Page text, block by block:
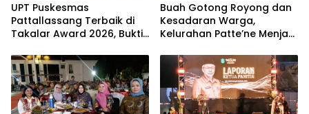
UPT Puskesmas
Pattallassang Terbaik di
Takalar Award 2026, Bukti
Pelayanan Kesehatan
Berkualitas
Buah Gotong Royong dan
Kesadaran Warga,
Kelurahan Patte’ne Menjadi
2026